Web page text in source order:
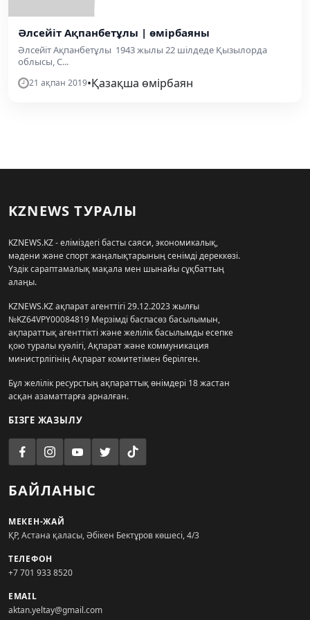
Әлсейіт Ақпанбетұлы | өмірбаяны
Әлсейіт Ақпанбетұлы 1943 жылы 22 шілдеде Қызылорда
облысы, С...
21 ақпан 2019•Қазақша өмірбаян
KZNEWS ТУРАЛЫ
KZNEWS.KZ - еліміздегі басты саяси, экономикалық,
мәдени және спорт жаңалықтарының сенімді дереккөзі.
Үздік сараптамалық мақала мен шынайы сұқбаттың
алаңы.
KZNEWS.KZ ақпарат агенттігі 29.12.2023 жылғы
№KZ64VPY00084819 Мерзімді баспасөз басылымын,
ақпараттық агенттікті және желілік басылымды есепке
қою туралы куәлігі, Ақпарат және коммуникация
министрлігінің Ақпарат комитетімен берілген.
Бұл желілік ресурстың ақпараттық өнімдері 18 жастан
асқан азаматтарға арналған.
БІЗГЕ ЖАЗЫЛУ
БАЙЛАНЫС
МЕКЕН-ЖАЙ
ҚР, Астана қаласы, Әбікен Бектұров көшесі, 4/3
ТЕЛЕФОН
+7 701 933 8520
EMAIL
aktan.yeltay@gmail.com